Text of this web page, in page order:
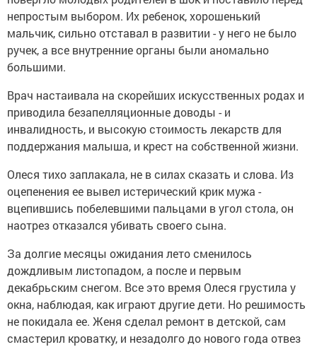
непростым выбором. Их ребенок, хорошенький
мальчик, сильно отставал в развитии - у него не было
ручек, а все внутренние органы были аномально
большими.
Врач настаивала на скорейших искусственных родах и
приводила безапелляционные доводы - и
инвалидность, и высокую стоимость лекарств для
поддержания малыша, и крест на собственной жизни.
Олеся тихо заплакала, не в силах сказать и слова. Из
оцепенения ее вывел истерический крик мужа -
вцепившись побелевшими пальцами в угол стола, он
наотрез отказался убивать своего сына.
За долгие месяцы ожидания лето сменилось
дождливым листопадом, а после и первым
декабрьским снегом. Все это время Олеся грустила у
окна, наблюдая, как играют другие дети. Но решимость
не покидала ее. Женя сделал ремонт в детской, сам
смастерил кроватку, и незадолго до нового года отвез